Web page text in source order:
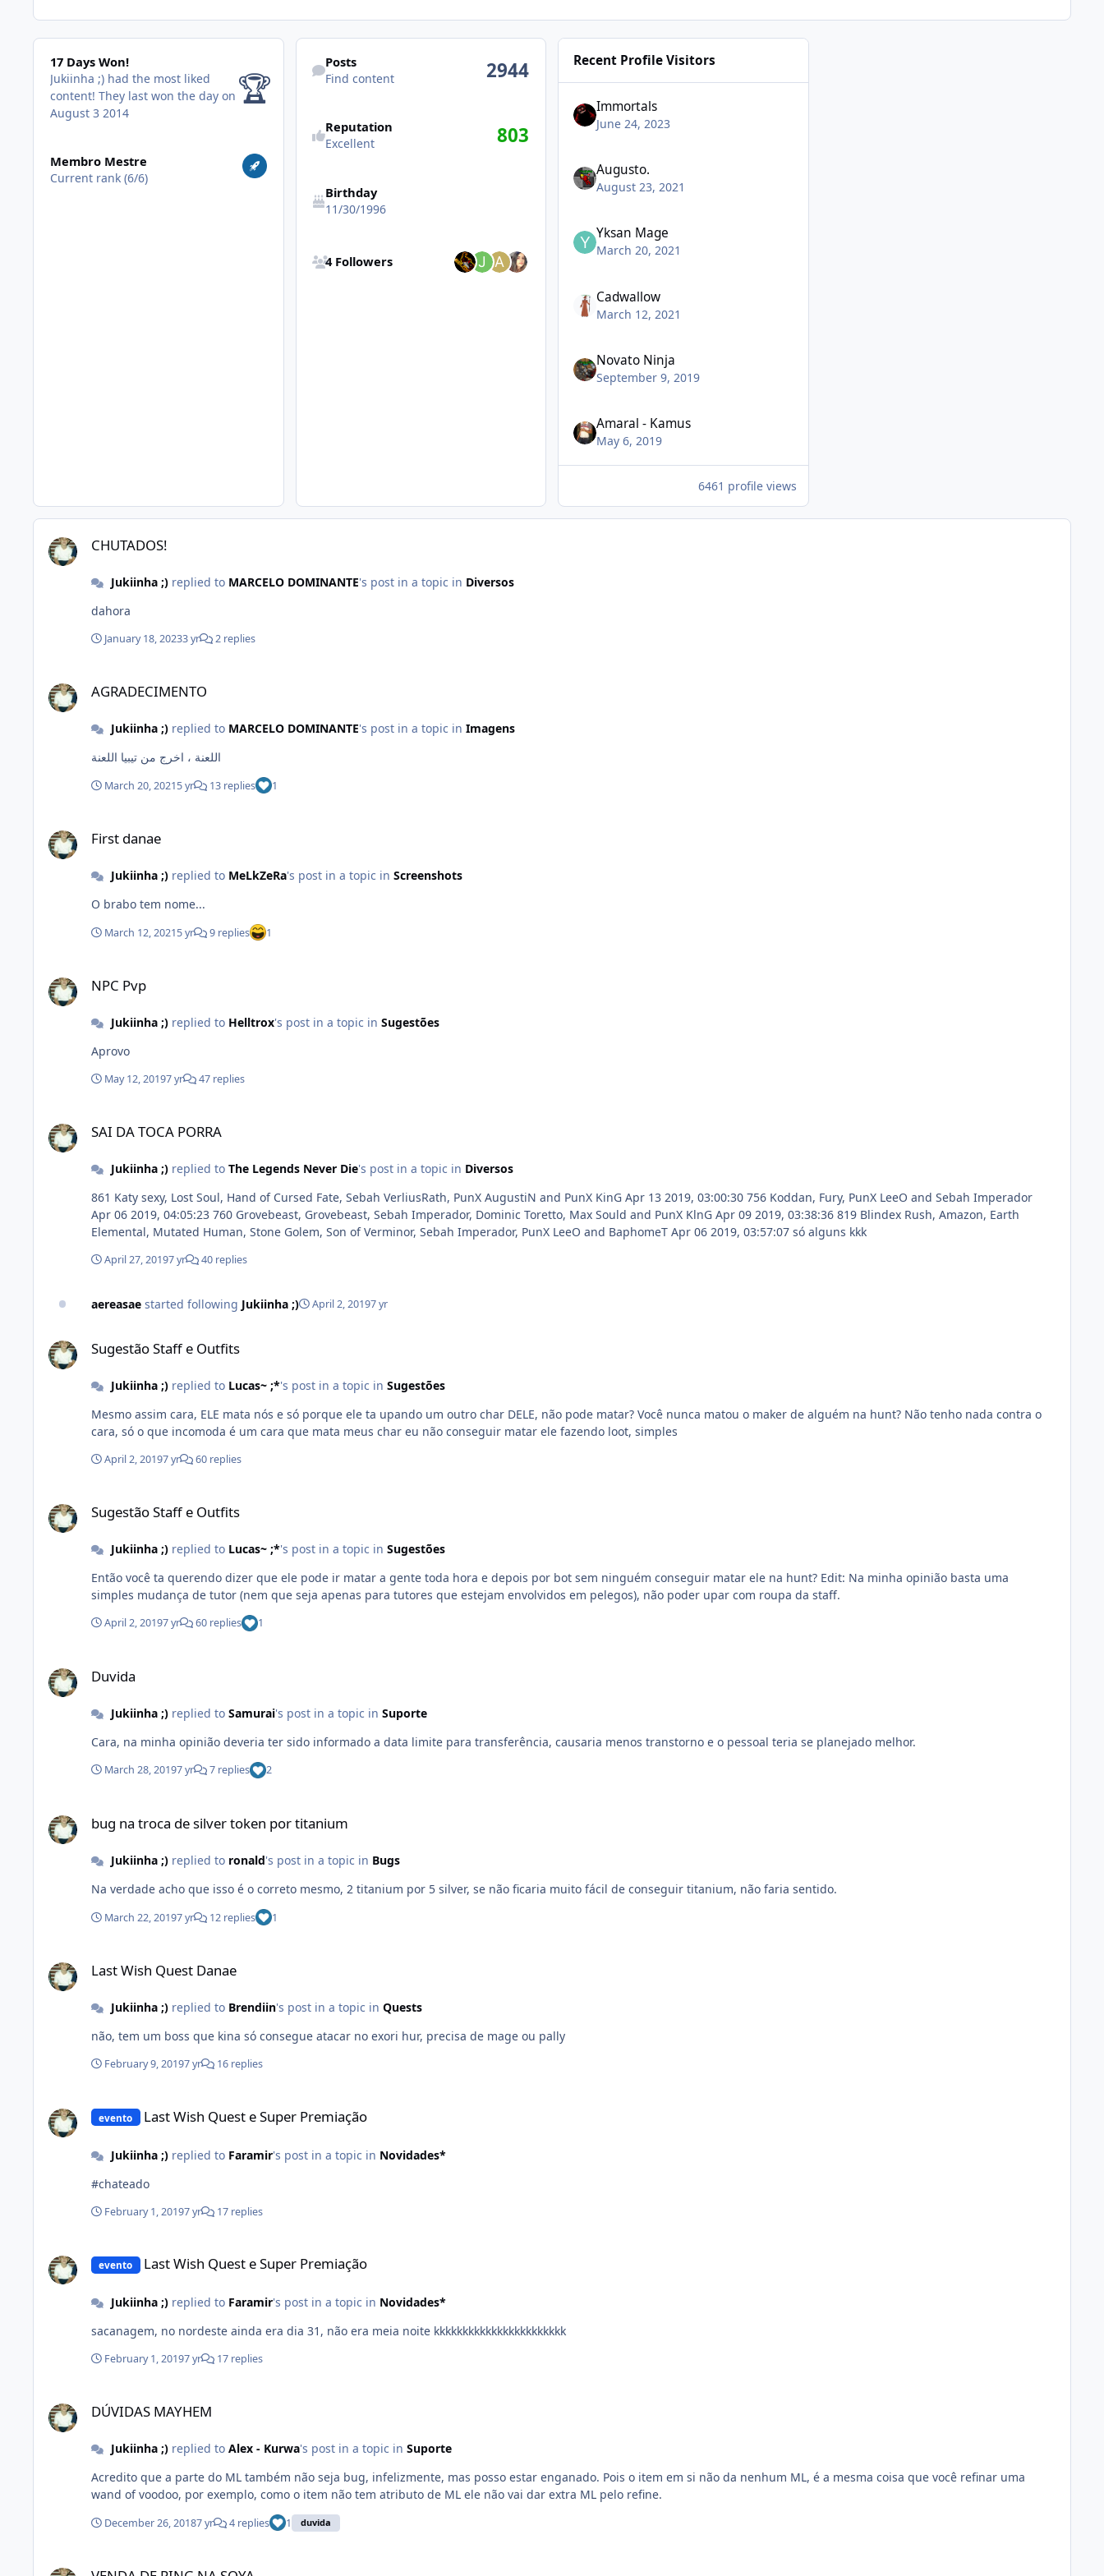
17 Days Won!
17 Days Won!
Jukiinha ;) had the most liked
content! They last won the day on
August 3 2014
🏆
Membro Mestre
Current rank (6/6)
Find content
Posts
Find content 2944
Reputation
Excellent 803
Birthday
11/30/1996
4 Followers
Recent Profile Visitors
Immortals
June 24, 2023
Augusto.
August 23, 2021
Yksan Mage
March 20, 2021
Cadwallow
March 12, 2021
Novato Ninja
September 9, 2019
Amaral - Kamus
May 6, 2019
6461 profile views
CHUTADOS!
CHUTADOS!
Jukiinha ;)replied to MARCELO DOMINANTE's post in a topic in Diversos
dahora
January 18, 20233 yr 2 replies
AGRADECIMENTO
Jukiinha ;)replied to MARCELO DOMINANTE's post in a topic in Imagens
اللعنة ، اخرج من تيبيا اللعنة
March 20, 20215 yr 13 replies 1
First danae
Jukiinha ;)replied to MeLkZeRa's post in a topic in Screenshots
O brabo tem nome...
March 12, 20215 yr 9 replies 1
NPC Pvp
Jukiinha ;)replied to Helltrox's post in a topic in Sugestões
Aprovo
May 12, 20197 yr 47 replies
SAI DA TOCA PORRA
Jukiinha ;)replied to The Legends Never Die's post in a topic in Diversos
861 Katy sexy, Lost Soul, Hand of Cursed Fate, Sebah VerliusRath, PunX AugustiN and PunX KinG Apr 13 2019, 03:00:30 756 Koddan, Fury, PunX LeeO and Sebah Imperador
Apr 06 2019, 04:05:23 760 Grovebeast, Grovebeast, Sebah Imperador, Dominic Toretto, Max Sould and PunX KlnG Apr 09 2019, 03:38:36 819 Blindex Rush, Amazon, Earth
Elemental, Mutated Human, Stone Golem, Son of Verminor, Sebah Imperador, PunX LeeO and BaphomeT Apr 06 2019, 03:57:07 só alguns kkk
April 27, 20197 yr 40 replies
aereasae started following Jukiinha ;) April 2, 20197 yr
Sugestão Staff e Outfits
Jukiinha ;)replied to Lucas~ ;*'s post in a topic in Sugestões
Mesmo assim cara, ELE mata nós e só porque ele ta upando um outro char DELE, não pode matar? Você nunca matou o maker de alguém na hunt? Não tenho nada contra o
cara, só o que incomoda é um cara que mata meus char eu não conseguir matar ele fazendo loot, simples
April 2, 20197 yr 60 replies
Sugestão Staff e Outfits
Jukiinha ;)replied to Lucas~ ;*'s post in a topic in Sugestões
Então você ta querendo dizer que ele pode ir matar a gente toda hora e depois por bot sem ninguém conseguir matar ele na hunt? Edit: Na minha opinião basta uma
simples mudança de tutor (nem que seja apenas para tutores que estejam envolvidos em pelegos), não poder upar com roupa da staff.
April 2, 20197 yr 60 replies 1
Duvida
Jukiinha ;)replied to Samurai's post in a topic in Suporte
Cara, na minha opinião deveria ter sido informado a data limite para transferência, causaria menos transtorno e o pessoal teria se planejado melhor.
March 28, 20197 yr 7 replies 2
bug na troca de silver token por titanium
Jukiinha ;)replied to ronald's post in a topic in Bugs
Na verdade acho que isso é o correto mesmo, 2 titanium por 5 silver, se não ficaria muito fácil de conseguir titanium, não faria sentido.
March 22, 20197 yr 12 replies 1
Last Wish Quest Danae
Jukiinha ;)replied to Brendiin's post in a topic in Quests
não, tem um boss que kina só consegue atacar no exori hur, precisa de mage ou pally
February 9, 20197 yr 16 replies
evento Last Wish Quest e Super Premiação
Jukiinha ;)replied to Faramir's post in a topic in Novidades*
#chateado
February 1, 20197 yr 17 replies
evento Last Wish Quest e Super Premiação
Jukiinha ;)replied to Faramir's post in a topic in Novidades*
sacanagem, no nordeste ainda era dia 31, não era meia noite kkkkkkkkkkkkkkkkkkkkkkk
February 1, 20197 yr 17 replies
DÚVIDAS MAYHEM
Jukiinha ;)replied to Alex - Kurwa's post in a topic in Suporte
Acredito que a parte do ML também não seja bug, infelizmente, mas posso estar enganado. Pois o item em si não da nenhum ML, é a mesma coisa que você refinar uma
wand of voodoo, por exemplo, como o item não tem atributo de ML ele não vai dar extra ML pelo refine.
December 26, 20187 yr 4 replies 1 duvida